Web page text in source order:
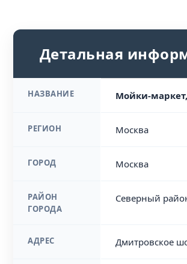
Детальная
НАЗВАНИЕ Мойки-
РЕГИОН Москва
ГОРОД Москва
РАЙОН
ГОРОДА
Северный
АДРЕС Дмитровское